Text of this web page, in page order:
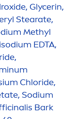
xide, Glycerin,
Stearate,
Methyl
EDTA,
Chloride,
Sodium
Bark